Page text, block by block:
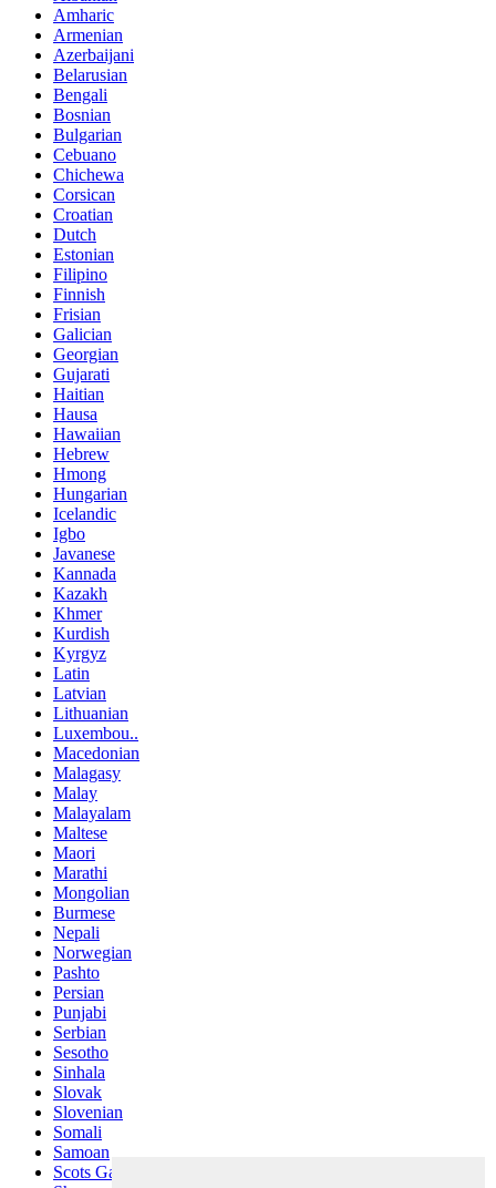
Amharic
Armenian
Azerbaijani
Belarusian
Bengali
Bosnian
Bulgarian
Cebuano
Chichewa
Corsican
Croatian
Dutch
Estonian
Filipino
Finnish
Frisian
Galician
Georgian
Gujarati
Haitian
Hausa
Hawaiian
Hebrew
Hmong
Hungarian
Icelandic
Igbo
Javanese
Kannada
Kazakh
Khmer
Kurdish
Kyrgyz
Latin
Latvian
Lithuanian
Luxembou..
Macedonian
Malagasy
Malay
Malayalam
Maltese
Maori
Marathi
Mongolian
Burmese
Nepali
Norwegian
Pashto
Persian
Punjabi
Serbian
Sesotho
Sinhala
Slovak
Slovenian
Somali
Samoan
Scots Gaelic